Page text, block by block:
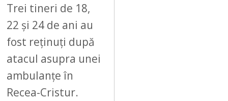
Trei tineri de 18,
22 și 24 de ani au
fost reținuți după
atacul asupra unei
ambulanțe în
Recea-Cristur.